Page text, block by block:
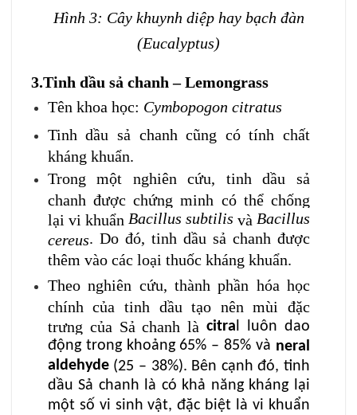
Hình 3: Cây khuynh diệp hay bạch đàn
(Eucalyptus)
3.Tinh dầu sả chanh – Lemongrass
Tên khoa học: Cymbopogon citratus
Tinh dầu sả chanh cũng có tính chất
kháng khuẩn.
Trong một nghiên cứu, tinh dầu sả
chanh được chứng minh có thể chống
lại vi khuẩn Bacillus subtilis và Bacillus
cereus. Do đó, tinh dầu sả chanh được
thêm vào các loại thuốc kháng khuẩn.
Theo nghiên cứu, thành phần hóa học
chính của tinh dầu tạo nên mùi đặc
trưng của Sả chanh làcitral luôn dao
động trong khoảng 65% – 85% và neral
aldehyde(25 – 38%). Bên cạnh đó, tinh
dầu Sả chanh là có khả năng kháng lại
một số vi sinh vật, đặc biệt là vi khuẩn